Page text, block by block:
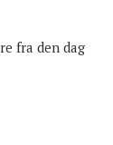
fra den dag